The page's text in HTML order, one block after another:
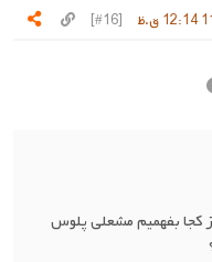
[#16]
کجا بفهمیم مشعلی پلوس